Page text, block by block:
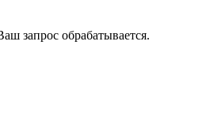
запрос обрабатывается.